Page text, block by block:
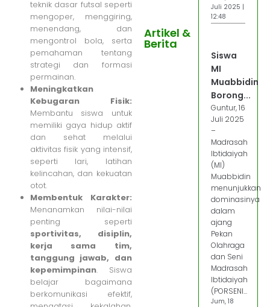
teknik dasar futsal seperti
mengoper, menggiring,
menendang, dan
mengontrol bola, serta
pemahaman tentang
strategi dan formasi
permainan.
Meningkatkan
Kebugaran Fisik:
Membantu siswa untuk
memiliki gaya hidup aktif
dan sehat melalui
aktivitas fisik yang intensif,
seperti lari, latihan
kelincahan, dan kekuatan
otot.
Membentuk Karakter:
Menanamkan nilai-nilai
penting seperti
sportivitas, disiplin,
kerja sama tim,
tanggung jawab, dan
kepemimpinan. Siswa
belajar bagaimana
berkomunikasi efektif,
Artikel &
Berita
Juli 2025 |
12:48
Siswa
MI
Muabbidin
Borong...
Guntur, 16
Juli 2025
–
Madrasah
Ibtidaiyah
(MI)
Muabbidin
menunjukkan
dominasinya
dalam
ajang
Pekan
Olahraga
dan Seni
Madrasah
Ibtidaiyah
(PORSENI...
Jum, 18